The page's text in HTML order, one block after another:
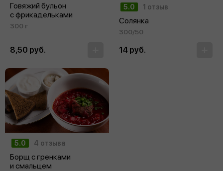
Говяжий бульон
с фрикадельками
300 г
8,50 руб.
5.0 1 отзыв
Солянка
300/50
14 руб.
5.0 4 отзыва
Борщ с гренками
и смальцем